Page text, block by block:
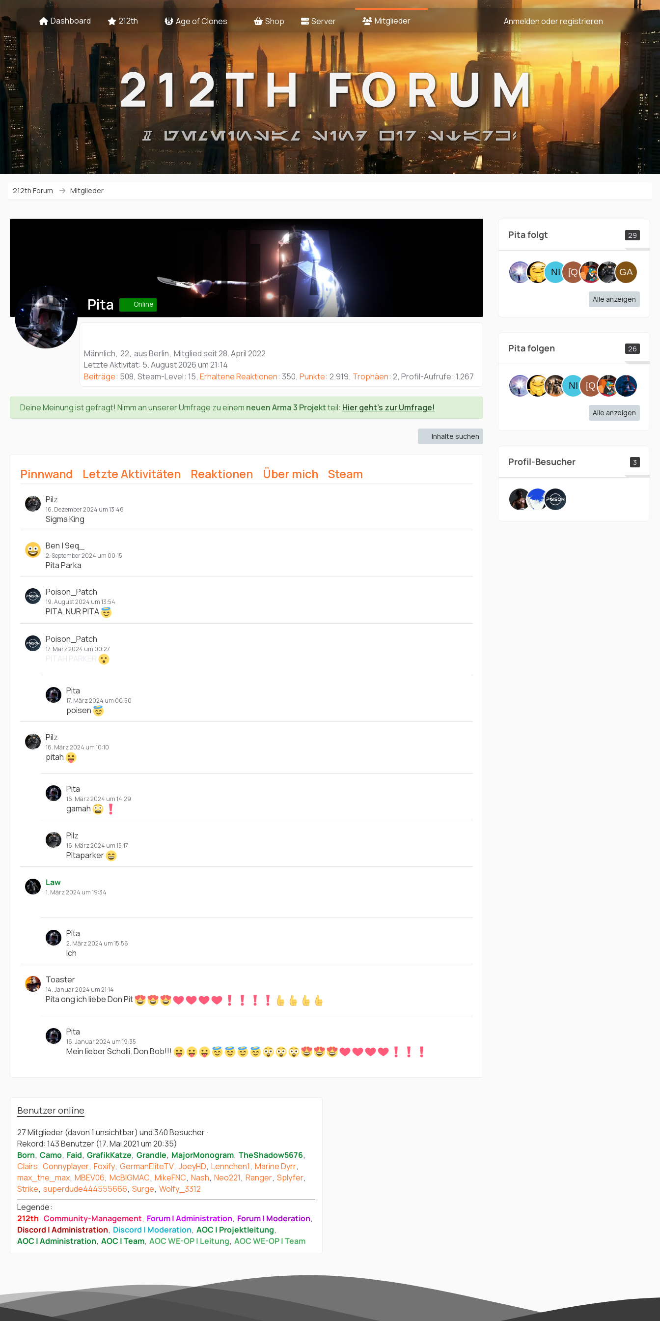
Dashboard 212th Age of Clones Shop Server Mitglieder Anmelden oder registrieren
212TH FORUM
# GEMEINSAM SIND WIR STARK!
212th Forum Mitglieder
Pita Online
Männlich 22 aus Berlin Mitglied seit 28. April 2022
Letzte Aktivität: 5. August 2026 um 21:14
Beiträge 508 Steam-Level 15 Erhaltene Reaktionen 350 Punkte 2.919 Trophäen 2 Profil-Aufrufe 1.267
Deine Meinung ist gefragt! Nimm an unserer Umfrage zu einem neuen Arma 3 Projektteil: Hier geht's zur Umfrage!
Inhalte suchen
Pinnwand Letzte Aktivitäten Reaktionen Über mich Steam
Pilz
16. Dezember 2024 um 13:46
Sigma King
Ben | 9eq_
2. September 2024 um 00:15
Pita Parka
Poison_Patch
19. August 2024 um 13:54
PITA, NUR PITA
Poison_Patch
17. März 2024 um 00:27
Pita
17. März 2024 um 00:50
poisen
Pilz
16. März 2024 um 10:10
pitah
Pita
16. März 2024 um 14:29
gamah
Pilz
16. März 2024 um 15:17
Pitaparker
Law
1. März 2024 um 19:34
Pita
2. März 2024 um 15:56
Ich
Toaster
14. Januar 2024 um 21:14
Pita ong ich liebe Don Pit
Pita
16. Januar 2024 um 19:35
Mein lieber Scholli. Don Bob!!!
Pita folgt 29
Alle anzeigen
Pita folgen 26
Alle anzeigen
Profil-Besucher 3
Benutzer online
27 Mitglieder (davon 1 unsichtbar) und 340 Besucher
Rekord: 143 Benutzer (17. Mai 2021 um 20:35)
Born Camo Faid GrafikKatze Grandle MajorMonogram TheShadow5676
Clairs Connyplayer Foxify GermanEliteTV JoeyHD Lennchen1 Marine Dyrr
max_the_max MBEV06 McBIGMAC MikeFNC Nash Neo221 Ranger Splyfer
Strike superdude444555666 Surge Wolfy_3312
Legende
212th Community-Management Forum | Administration Forum | Moderation
Discord | Administration Discord | Moderation AOC | Projektleitung
AOC | Administration AOC | Team AOC WE-OP | Leitung AOC WE-OP | Team